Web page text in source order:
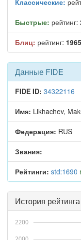
Классические:
Быстрые: рейтинг:
Блиц: рейтинг: 1965
Данные FIDE
FIDE ID: 34322116
Имя: Likhachev,
Федерация: RUS
Звания:
Рейтинги: std:1690
История рейтинга
2200